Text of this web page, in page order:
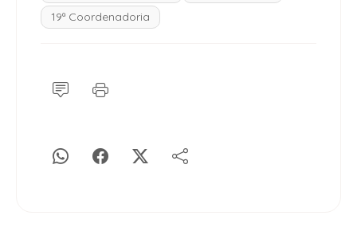
19ª Coordenadoria